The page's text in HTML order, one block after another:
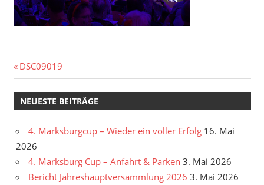
Beitragsnavigation
Vorheriger
Beitrag:
DSC09019
NEUESTE BEITRÄGE
4. Marksburgcup – Wieder ein voller Erfolg 16. Mai
2026
4. Marksburg Cup – Anfahrt & Parken 3. Mai 2026
Bericht Jahreshauptversammlung 2026 3. Mai 2026